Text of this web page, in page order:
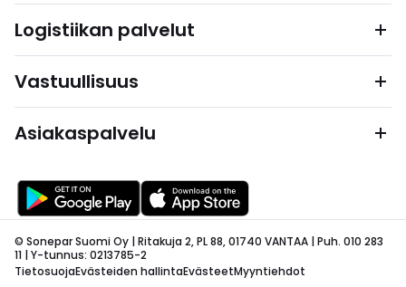
Logistiikan palvelut
Vastuullisuus
Asiakaspalvelu
© Sonepar Suomi Oy | Ritakuja 2, PL 88, 01740 VANTAA | Puh. 010 283
11 | Y-tunnus: 0213785-2
TietosuojaEvästeiden hallintaEvästeetMyyntiehdot